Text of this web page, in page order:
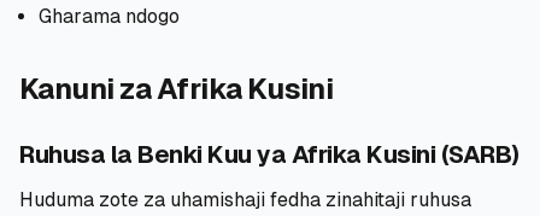
Gharama ndogo
Kanuni za Afrika Kusini
Ruhusa la Benki Kuu ya Afrika Kusini (SARB)
Huduma zote za uhamishaji fedha zinahitaji ruhusa